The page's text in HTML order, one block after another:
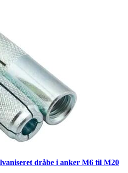
dråbe i anker M6 til M20